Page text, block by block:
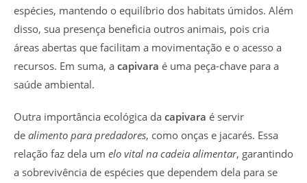
espécies, mantendo o equilíbrio dos habitats úmidos. Além
disso, sua presença beneficia outros animais, pois cria
áreas abertas que facilitam a movimentação e o acesso a
recursos. Em suma, a capivara é uma peça-chave para a
saúde ambiental.
Outra importância ecológica da capivara é servir
de alimento para predadores, como onças e jacarés. Essa
relação faz dela um elo vital na cadeia alimentar, garantindo
a sobrevivência de espécies que dependem dela para se